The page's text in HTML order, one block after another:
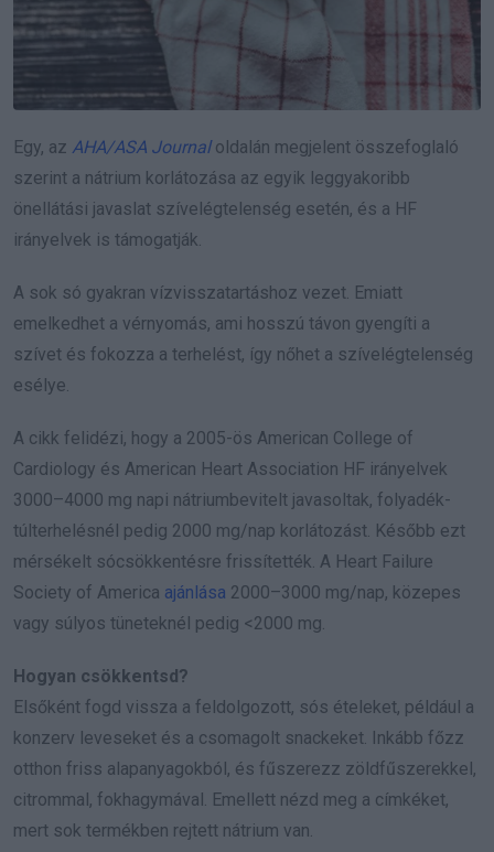
Egy, az AHA/ASA Journaloldalán megjelent összefoglaló
szerint a nátrium korlátozása az egyik leggyakoribb
önellátási javaslat szívelégtelenség esetén, és a HF
irányelvek is támogatják.
A sok só gyakran vízvisszatartáshoz vezet. Emiatt
emelkedhet a vérnyomás, ami hosszú távon gyengíti a
szívet és fokozza a terhelést, így nőhet a szívelégtelenség
esélye.
A cikk felidézi, hogy a 2005-ös American College of
Cardiology és American Heart Association HF irányelvek
3000–4000 mg napi nátriumbevitelt javasoltak, folyadék-
túlterhelésnél pedig 2000 mg/nap korlátozást. Később ezt
mérsékelt sócsökkentésre frissítették. A Heart Failure
Society of America ajánlása 2000–3000 mg/nap, közepes
vagy súlyos tüneteknél pedig <2000 mg.
Hogyan csökkentsd?
Elsőként fogd vissza a feldolgozott, sós ételeket, például a
konzerv leveseket és a csomagolt snackeket. Inkább főzz
otthon friss alapanyagokból, és fűszerezz zöldfűszerekkel,
citrommal, fokhagymával. Emellett nézd meg a címkéket,
mert sok termékben rejtett nátrium van.